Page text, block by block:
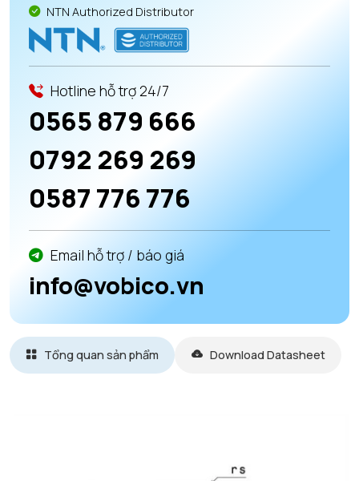
NTN Authorized Distributor
Hotline hỗ trợ 24/7
0565 879 666
0792 269 269
0587 776 776
Email hỗ trợ / báo giá
info@vobico.vn
Tổng quan sản phẩm Download Datasheet